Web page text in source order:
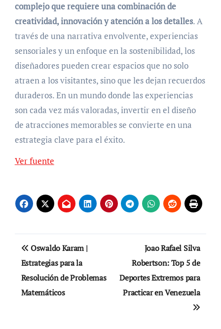
complejo que requiere una combinación de
creatividad, innovación y atención a los detalles. A
través de una narrativa envolvente, experiencias
sensoriales y un enfoque en la sostenibilidad, los
diseñadores pueden crear espacios que no solo
atraen a los visitantes, sino que les dejan recuerdos
duraderos. En un mundo donde las experiencias
son cada vez más valoradas, invertir en el diseño
de atracciones memorables se convierte en una
estrategia clave para el éxito.
Navegación
entradas
Ver fuente
Navegación
de
entradas
Oswaldo Karam |
Estrategias para la
Resolución de Problemas
Matemáticos
Joao Rafael Silva
Robertson: Top 5 de
Deportes Extremos para
Practicar en Venezuela